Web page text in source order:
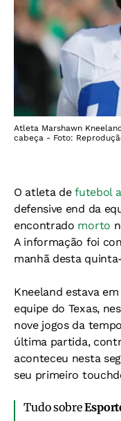
Atleta Marshawn
cabeça - Foto:
O atleta defutebol
defensive end da
encontrado morto
A informação foi
manhã desta
Kneeland estava
equipe do Texas,
nove jogos da
última partida,
aconteceu nesta
seu primeiro
Tudo sobre